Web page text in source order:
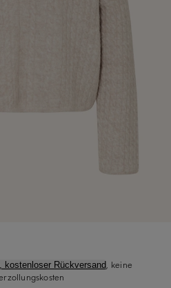
kostenloser Rückversand, keine